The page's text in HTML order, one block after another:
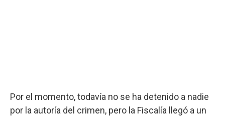
Por el momento, todavía no se ha detenido a nadie
por la autoría del crimen, pero la Fiscalía llegó a un